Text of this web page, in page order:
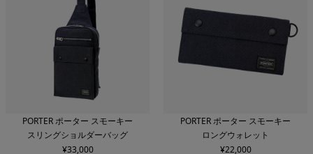
PORTER ポーター スモーキー
スリングショルダーバッグ
¥33,000
PORTER ポーター スモーキー
ロングウォレット
¥22,000